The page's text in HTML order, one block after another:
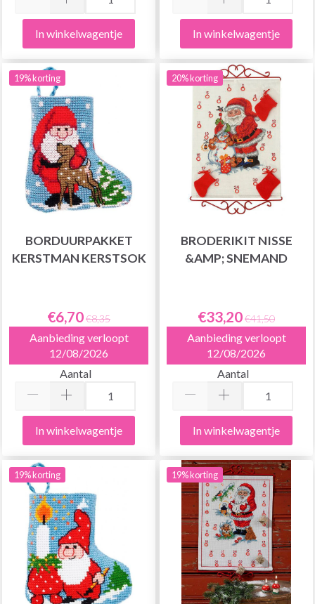
In winkelwagentje In winkelwagentje
19% korting
BORDUURPAKKET
KERSTMAN KERSTSOK
€6,70€8,35
Aanbieding verloopt
12/08/2026
Aantal
In winkelwagentje
20% korting
BRODERIKIT NISSE
&AMP; SNEMAND
€33,20€41,50
Aanbieding verloopt
12/08/2026
Aantal
In winkelwagentje
19% korting 19% korting